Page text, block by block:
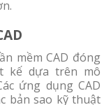
mềm CAD đóng
kế dựa trên mô
ứng dụng CAD
bản sao kỹ thuật